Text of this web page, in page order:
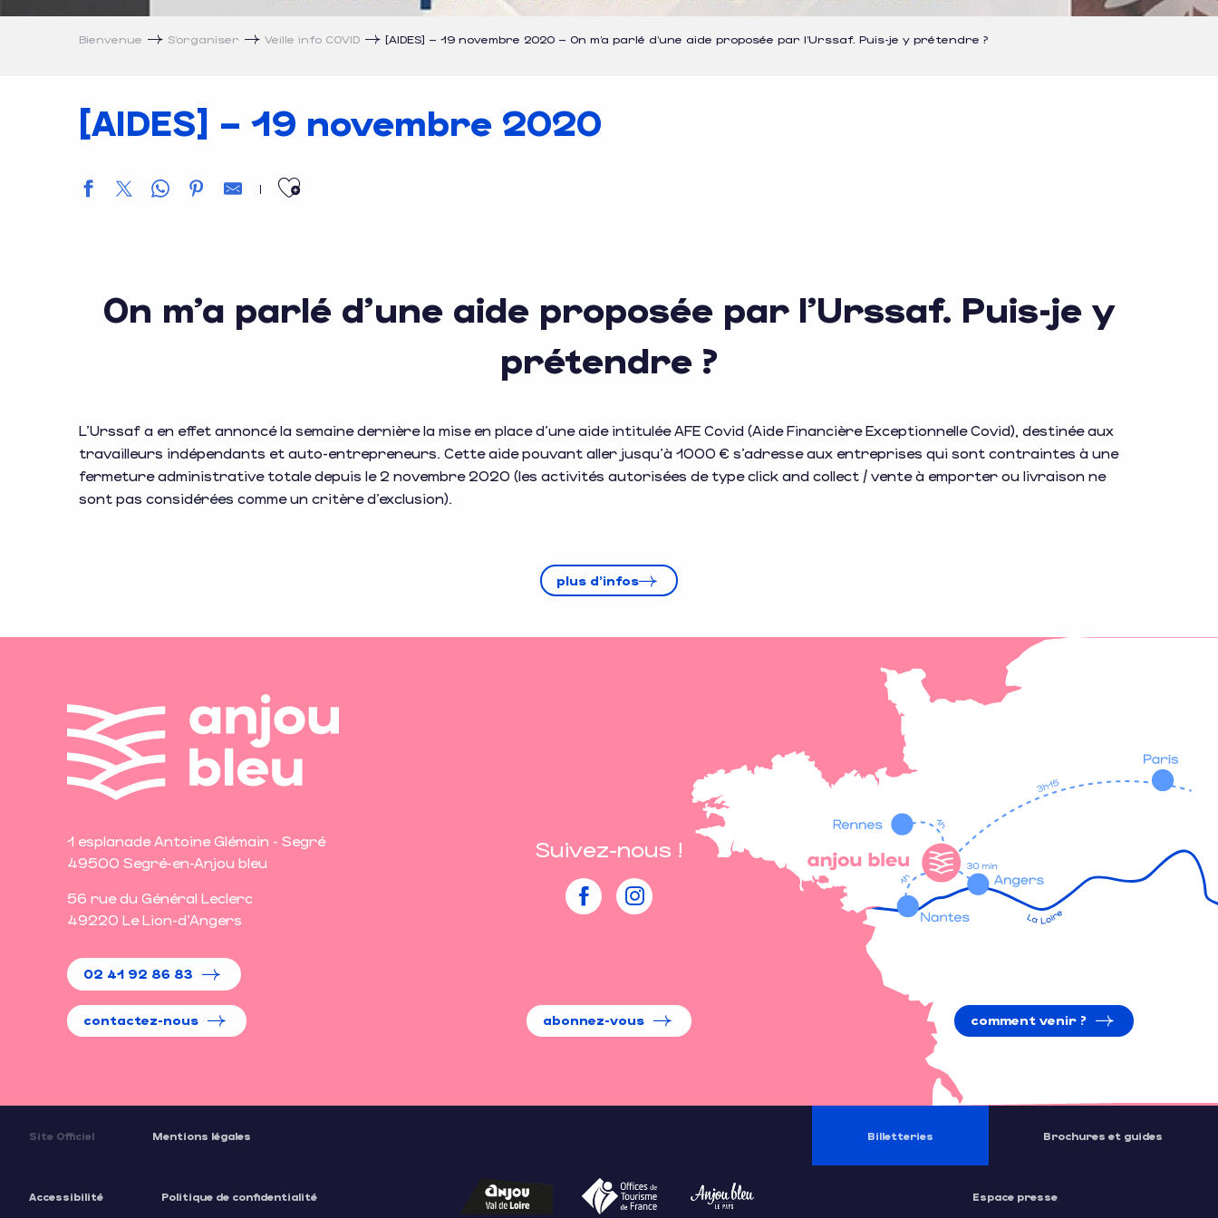
Bienvenue S’organiser Veille info COVID [AIDES] – 19 novembre 2020 – On m’a parlé d’une aide proposée par l’Urssaf. Puis-je y prétendre ?
[AIDES] – 19 novembre 2020
Ajouter aux favoris
On m’a parlé d’une aide proposée par l’Urssaf. Puis-je y
prétendre ?
L’Urssaf a en effet annoncé la semaine dernière la mise en place d’une aide intitulée AFE Covid (Aide Financière Exceptionnelle Covid), destinée aux
travailleurs indépendants et auto-entrepreneurs. Cette aide pouvant aller jusqu’à 1000 € s’adresse aux entreprises qui sont contraintes à une
fermeture administrative totale depuis le 2 novembre 2020 (les activités autorisées de type click and collect / vente à emporter ou livraison ne
sont pas considérées comme un critère d’exclusion).
plus d'infos
1 esplanade Antoine Glémain - Segré
49500 Segré-en-Anjou bleu
56 rue du Général Leclerc
49220 Le Lion-d'Angers
02 41 92 86 83
contactez-nous
Suivez-nous !
abonnez-vous comment venir ?
Site Officiel Mentions légales
Accessibilité Politique de confidentialité
Billetteries Brochures et guides
Espace presse